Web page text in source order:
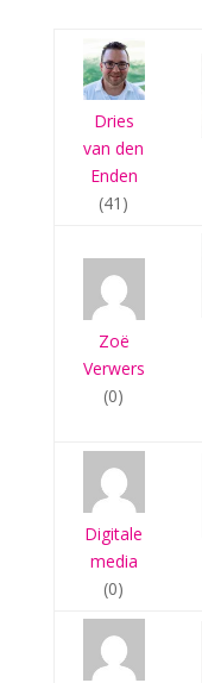
Dries
van den
Enden
(41)
Zoë
Verwers
(0)
Digitale
media
(0)